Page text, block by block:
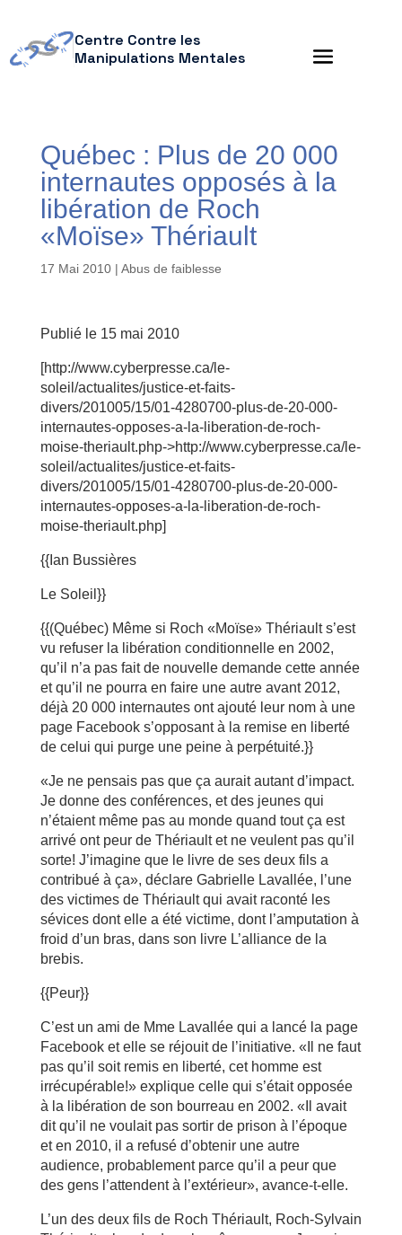
Centre Contre les
Manipulations Mentales
Québec : Plus de 20 000
internautes opposés à la
libération de Roch
«Moïse» Thériault
17 Mai 2010| Abus de faiblesse
Publié le 15 mai 2010
[http://www.cyberpresse.ca/le-
soleil/actualites/justice-et-faits-
divers/201005/15/01-4280700-plus-de-20-000-
internautes-opposes-a-la-liberation-de-roch-
moise-theriault.php->http://www.cyberpresse.ca/le-
soleil/actualites/justice-et-faits-
divers/201005/15/01-4280700-plus-de-20-000-
internautes-opposes-a-la-liberation-de-roch-
moise-theriault.php]
{{Ian Bussières
Le Soleil}}
{{(Québec) Même si Roch «Moïse» Thériault s’est
vu refuser la libération conditionnelle en 2002,
qu’il n’a pas fait de nouvelle demande cette année
et qu’il ne pourra en faire une autre avant 2012,
déjà 20 000 internautes ont ajouté leur nom à une
page Facebook s’opposant à la remise en liberté
de celui qui purge une peine à perpétuité.}}
«Je ne pensais pas que ça aurait autant d’impact.
Je donne des conférences, et des jeunes qui
n’étaient même pas au monde quand tout ça est
arrivé ont peur de Thériault et ne veulent pas qu’il
sorte! J’imagine que le livre de ses deux fils a
contribué à ça», déclare Gabrielle Lavallée, l’une
des victimes de Thériault qui avait raconté les
sévices dont elle a été victime, dont l’amputation à
froid d’un bras, dans son livre L’alliance de la
brebis.
{{Peur}}
C’est un ami de Mme Lavallée qui a lancé la page
Facebook et elle se réjouit de l’initiative. «Il ne faut
pas qu’il soit remis en liberté, cet homme est
irrécupérable!» explique celle qui s’était opposée
à la libération de son bourreau en 2002. «Il avait
dit qu’il ne voulait pas sortir de prison à l’époque
et en 2010, il a refusé d’obtenir une autre
audience, probablement parce qu’il a peur que
des gens l’attendent à l’extérieur», avance-t-elle.
L’un des deux fils de Roch Thériault, Roch-Sylvain